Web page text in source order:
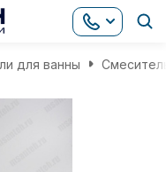
для ванны